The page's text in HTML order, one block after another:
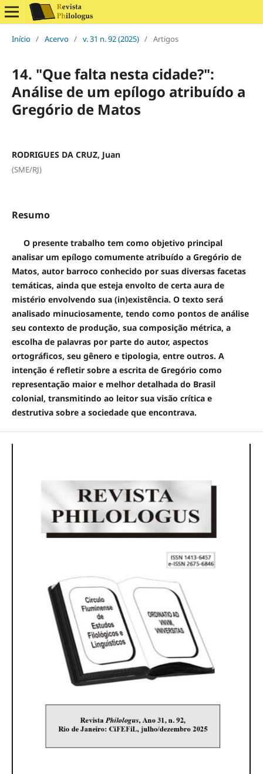
Início / Acervo / v. 31 n. 92 (2025) / Artigos
14. "Que falta nesta cidade?":
Análise de um epílogo atribuído a
Gregório de Matos
RODRIGUES DA CRUZ, Juan
(SME/RJ)
Resumo
O presente trabalho tem como objetivo principal
analisar um epílogo comumente atribuído a Gregório de
Matos, autor barroco conhecido por suas diversas facetas
temáticas, ainda que esteja envolto de certa aura de
mistério envolvendo sua (in)existência. O texto será
analisado minuciosamente, tendo como pontos de análise
seu contexto de produção, sua composição métrica, a
escolha de palavras por parte do autor, aspectos
ortográficos, seu gênero e tipologia, entre outros. A
intenção é refletir sobre a escrita de Gregório como
representação maior e melhor detalhada do Brasil
colonial, transmitindo ao leitor sua visão crítica e
destrutiva sobre a sociedade que encontrava.